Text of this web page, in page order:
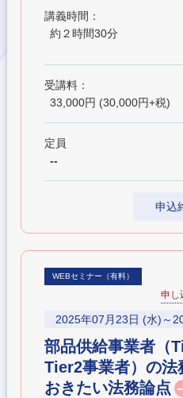
講義時間：
約２時間30分
受講料：
33,000円 (30,000円+税)
定員
--
申込
WEBセミナー（有料）
申し
2025年07月23日 (水)～
部品供給事業者（
Tier2事業者）の法
おきたい法務論点